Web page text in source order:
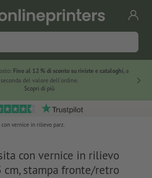
Fino al 12 % di sconto su riviste e cataloghi, a
seconda del valore dell'ordine.
Scopri di più
vernice in rilievo parz.
con vernice in rilievo
cm, stampa fronte/retro